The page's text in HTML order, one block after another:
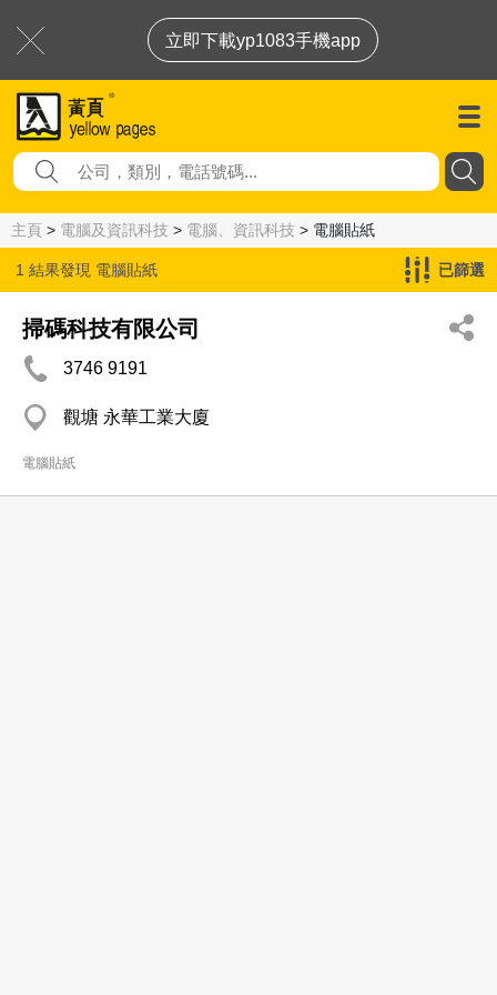
立即下載yp1083手機app
主頁 > 電腦及資訊科技 > 電腦、資訊科技 > 電腦貼紙
1 結果發現 電腦貼紙 已篩選
掃碼科技有限公司
3746 9191
觀塘 永華工業大廈
電腦貼紙